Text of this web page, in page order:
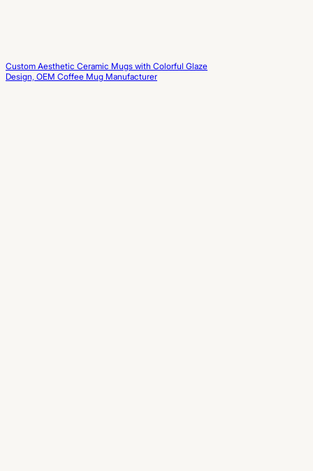
Custom Aesthetic Ceramic Mugs with Colorful Glaze
Design, OEM Coffee Mug Manufacturer